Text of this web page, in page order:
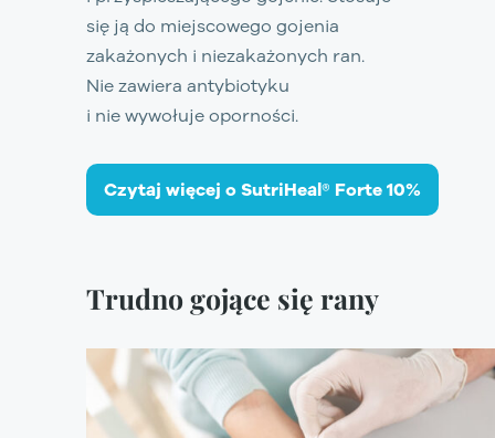
się ją do miejscowego gojenia
zakażonych i niezakażonych ran.
Nie zawiera antybiotyku
i nie wywołuje oporności.
Czytaj więcej o SutriHeal® Forte 10%
Trudno gojące się rany